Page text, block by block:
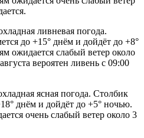
ливневая погода.
до +15° днём и дойдёт до +8°
ожидается слабый ветер около
вероятен ливень с 09:00
ясная погода. Столбик
днём и дойдёт до +5° ночью.
очень слабый ветер около 3